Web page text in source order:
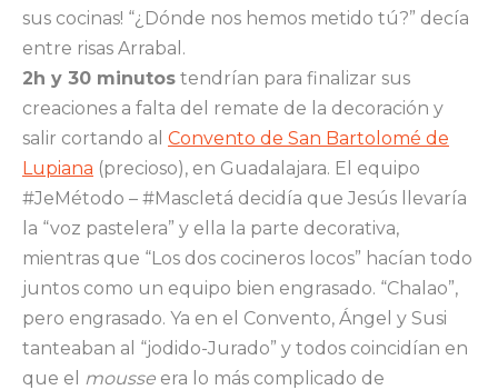
sus cocinas! “¿Dónde nos hemos metido tú?” decía
entre risas Arrabal.
2h y 30 minutos tendrían para finalizar sus
creaciones a falta del remate de la decoración y
salir cortando al Convento de San Bartolomé de
Lupiana (precioso), en Guadalajara. El equipo
#JeMétodo – #Mascletá decidía que Jesús llevaría
la “voz pastelera” y ella la parte decorativa,
mientras que “Los dos cocineros locos” hacían todo
juntos como un equipo bien engrasado. “Chalao”,
pero engrasado. Ya en el Convento, Ángel y Susi
tanteaban al “jodido-Jurado” y todos coincidían en
que el mousse era lo más complicado de